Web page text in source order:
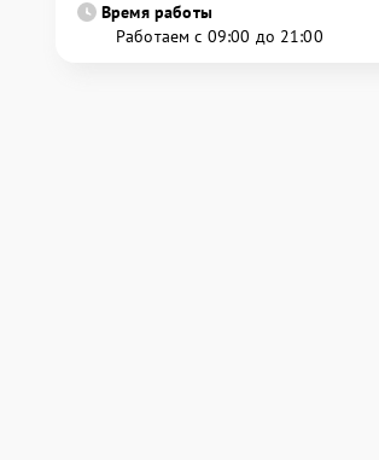
Время работы
Работаем с 09:00 до 21:00